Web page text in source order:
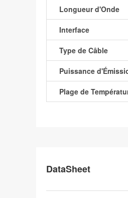
Longueur d'Onde
Interface
Type de Câble
Puissance
Plage de
DataSheet